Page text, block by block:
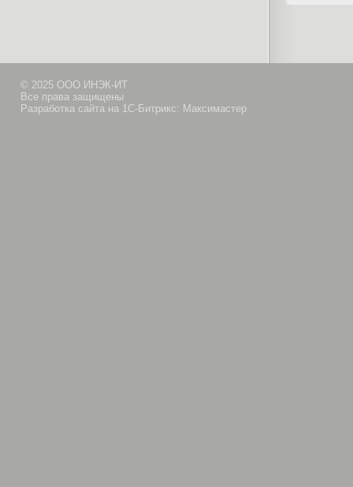
© 2025 ООО ИНЭК-ИТ
Все права защищены
Разработка сайта на 1С-Битрикс: Максимастер